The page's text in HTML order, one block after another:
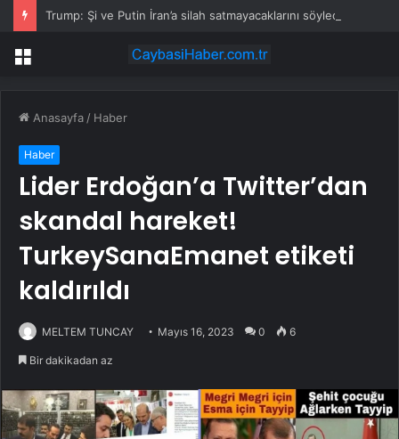
Trump: Şi ve Putin İran’a silah satmayacaklarını söyledi
Menü
Anasayfa / Haber
Haber
Lider Erdoğan’a Twitter’dan
skandal hareket!
TurkeySanaEmanet etiketi
kaldırıldı
MELTEM TUNCAY Mayıs 16, 2023 0 6
Bir dakikadan az